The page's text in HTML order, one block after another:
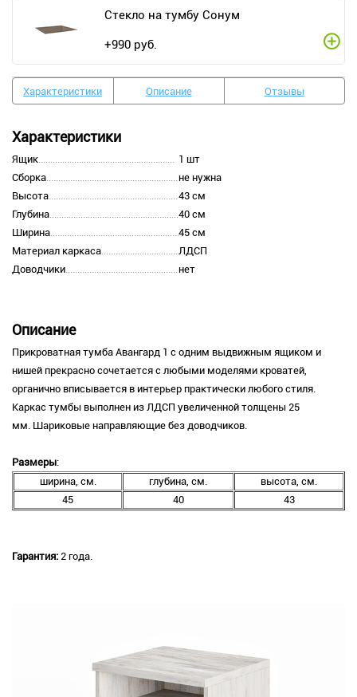
Стекло на тумбу Сонум
+990 руб.
Характеристики Описание Отзывы
Характеристики
Ящик
1 шт
Сборка
не нужна
Высота
43 см
Глубина
40 см
Ширина
45 см
Материал каркаса
ЛДСП
Доводчики
нет
Описание
Прикроватная тумба Авангард 1 с одним выдвижным ящиком и
нишей прекрасно сочетается с любыми моделями кроватей,
органично вписывается в интерьер практически любого стиля.
Каркас тумбы выполнен из ЛДСП увеличенной толщены 25
мм. Шариковые направляющие без доводчиков.
Размеры:
ширина, см.
глубина, см.
высота, см.
45
40 43
Гарантия: 2 года.